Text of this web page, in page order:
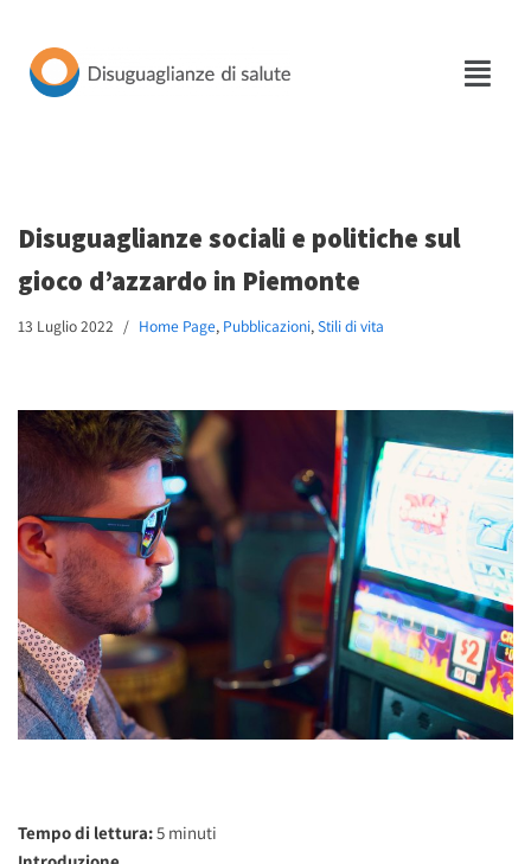
Vai
Disuguaglianze sociali e politiche sul
gioco d’azzardo in Piemonte
13 Luglio 2022 Home Page, Pubblicazioni, Stili di vita
Tempo di lettura:5 minuti